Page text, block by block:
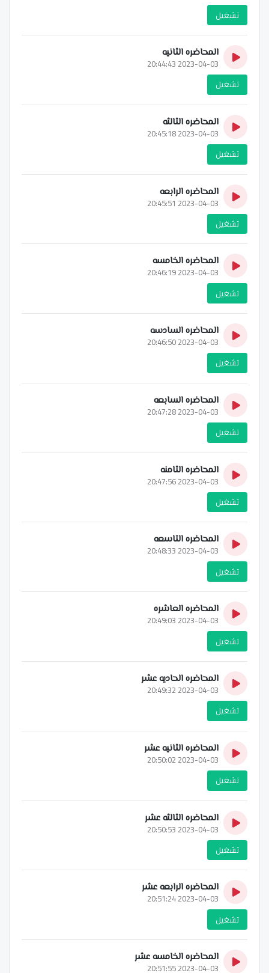
تشغيل
المحاضره الثانيه
2023-04-03 20:44:43
تشغيل
المحاضره الثالثه
2023-04-03 20:45:18
تشغيل
المحاضره الرابعه
2023-04-03 20:45:51
تشغيل
المحاضره الخامسه
2023-04-03 20:46:19
تشغيل
المحاضره السادسه
2023-04-03 20:46:50
تشغيل
المحاضره السابعه
2023-04-03 20:47:28
تشغيل
المحاضره الثامنه
2023-04-03 20:47:56
تشغيل
المحاضره التاسعه
2023-04-03 20:48:33
تشغيل
المحاضره العاشره
2023-04-03 20:49:03
تشغيل
المحاضره الحاديه عشر
2023-04-03 20:49:32
تشغيل
المحاضره الثانيه عشر
2023-04-03 20:50:02
تشغيل
المحاضره الثالثه عشر
2023-04-03 20:50:53
تشغيل
المحاضره الرابعه عشر
2023-04-03 20:51:24
تشغيل
المحاضره الخامسه عشر
2023-04-03 20:51:55